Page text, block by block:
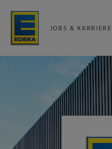
JOBS & KARRIERE